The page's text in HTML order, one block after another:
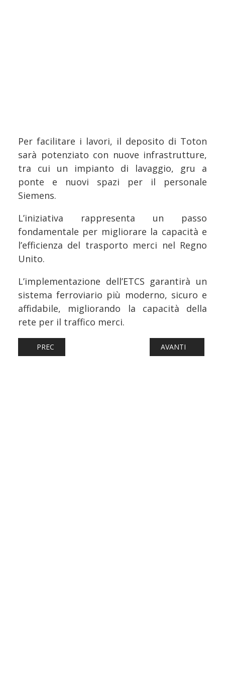
Per facilitare i lavori, il deposito di Toton
sarà potenziato con nuove infrastrutture,
tra cui un impianto di lavaggio, gru a
ponte e nuovi spazi per il personale
Siemens.
L’iniziativa rappresenta un passo
fondamentale per migliorare la capacità e
l’efficienza del trasporto merci nel Regno
Unito.
L’implementazione dell’ETCS garantirà un
sistema ferroviario più moderno, sicuro e
affidabile, migliorando la capacità della
rete per il traffico merci.
ARTICOLO PRECEDENTE: FERROVIE: GUASTO A CHIUSI,
PREC ARTICOLO
AVANTI